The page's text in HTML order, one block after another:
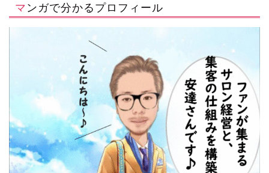
マンガで分かるプロフィール